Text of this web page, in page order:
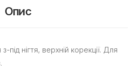
Опис
нігтя, верхній корекції. Для